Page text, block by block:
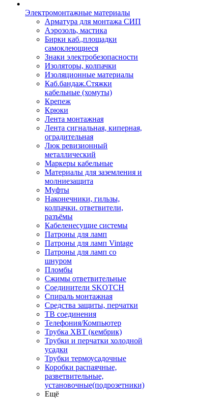
Электромонтажные материалы
Арматура для монтажа СИП
Аэрозоль, мастика
Бирки каб.,площадки
самоклеющиеся
Знаки электробезопасности
Изоляторы, колпачки
Изоляционные материалы
Каб.бандаж.Стяжки
кабельные (хомуты)
Крепеж
Крюки
Лента монтажная
Лента сигнальная, киперная,
оградительная
Люк ревизионный
металлический
Маркеры кабельные
Материалы для заземления и
молниезащита
Муфты
Наконечники, гильзы,
колпачки. ответвители,
разъёмы
Кабеленесущие системы
Патроны для ламп
Патроны для ламп Vintage
Патроны для ламп со
шнуром
Пломбы
Сжимы ответвительные
Соединители SKOTCH
Спираль монтажная
Средства защиты, перчатки
ТВ соединения
Телефония/Компьютер
Трубка ХВТ (кембрик)
Трубки и перчатки холодной
усадки
Трубки термоусадочные
Коробки распаячные,
разветвительные,
установочные(подрозетники)
Ещё